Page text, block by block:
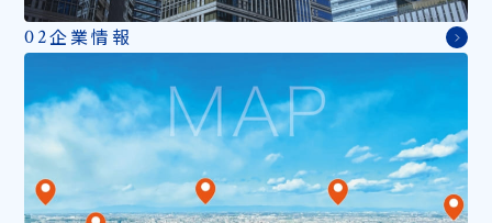
02企業情報